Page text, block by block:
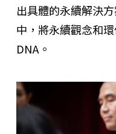
出具體的永續解決
中，將永續觀念和
DNA。